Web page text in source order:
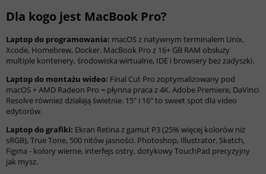
Dla kogo jest MacBook Pro?
Laptop do programowania: macOS z natywnym terminalem Unix,
Xcode, Homebrew, Docker. MacBook Pro z 16+ GB RAM obsłuży
multiple kontenery, środowiska wirtualne, IDE i browsery bez zadyszki.
Laptop do montażu wideo: Final Cut Pro zoptymalizowany pod
macOS + AMD Radeon Pro = płynna praca z 4K. Adobe Premiere, DaVinci
Resolve również działają świetnie. 15" i 16" to sweet spot dla video
edytorów.
Laptop do grafiki: Ekran Retina z gamut P3 (25% więcej kolorów niż
sRGB), True Tone, 500 nitów jasności. Photoshop, Illustrator, Sketch,
Figma - kolory wierne, interfejs ostry, dotykowy TouchPad precyzyjny
jak mysz.